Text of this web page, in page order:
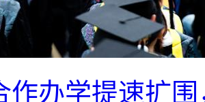
作办学提速扩